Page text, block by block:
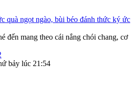
quà ngọt ngào, bùi béo đánh thức ký ức
đến mang theo cái nắng chói chang, cơ
bảy lúc 21:54